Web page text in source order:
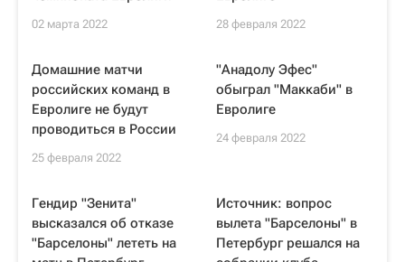
02 марта 2022 28 февраля 2022
Домашние матчи
российских команд в
Евролиге не будут
проводиться в России
25 февраля 2022
"Анадолу Эфес"
обыграл "Маккаби" в
Евролиге
24 февраля 2022
Гендир "Зенита"
высказался об отказе
"Барселоны" лететь на
Источник: вопрос
вылета "Барселоны" в
Петербург решался на